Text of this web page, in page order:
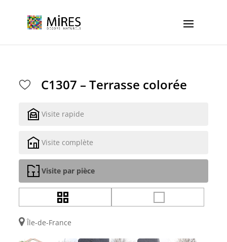
C1307 – Terrasse colorée
Visite rapide
Visite complète
Visite par pièce
Île-de-France